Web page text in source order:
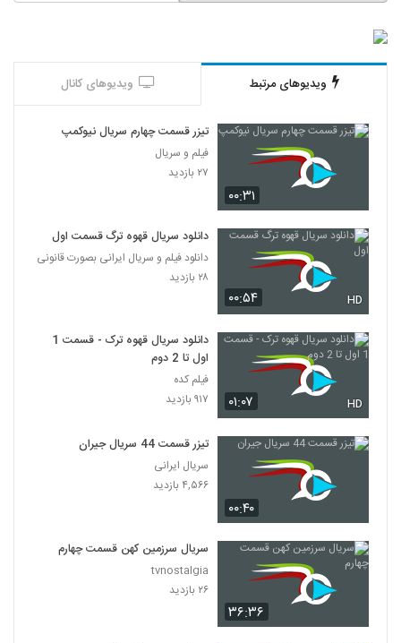
ویدیوهای مرتبط ویدیوهای کانال
۰۰:۳۱
تیزر قسمت چهارم سریال نیوکمپ
فیلم و سریال
۲۷ بازدید
۰۰:۵۴ HD
دانلود سریال قهوه ترگ قسمت اول
دانلود فیلم و سریال ایرانی بصورت قانونی
۲۸ بازدید
۰۱:۰۷ HD
دانلود سریال قهوه ترک - قسمت 1
اول تا 2 دوم
فیلم کده
۹۱۷ بازدید
۰۰:۴۰
تیزر قسمت 44 سریال جیران
سریال ایرانی
۴,۵۶۶ بازدید
۳۶:۳۶
سریال سرزمین کهن قسمت چهارم
tvnostalgia
۲۶ بازدید